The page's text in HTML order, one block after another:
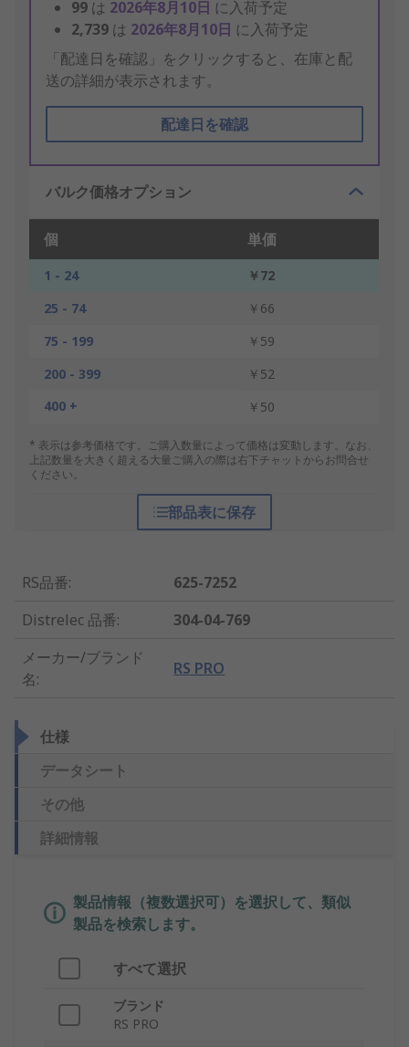
99 は 2026年8月10日 に入荷予定
2,739 は 2026年8月10日 に入荷予定
「配達日を確認」をクリックすると、在庫と配
送の詳細が表示されます。
配達日を確認
バルク価格オプション
個 単価
1 - 24
￥72
25 - 74
￥66
75 - 199
￥59
200 - 399
￥52
400 +
￥50
* 表示は参考価格です。ご購入数量によって価格は変動します。なお、
上記数量を大きく超える大量ご購入の際は右下チャットからお問合せ
ください。
部品表に保存
RS品番:
625-7252
Distrelec 品番:
304-04-769
メーカー/ブランド
名:
RS PRO
仕様
データシート
その他
詳細情報
製品情報（複数選択可）を選択して、類似
製品を検索します。
すべて選択
ブランド
RS PRO